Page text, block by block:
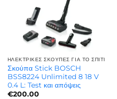
ΗΛΕΚΤΡΙΚΈΣ ΣΚΟΎΠΕΣ ΓΙΑ ΤΟ ΣΠΊΤΙ
Σκούπα Stick BOSCH
BSS8224 Unlimited 8 18 V
0.4 L: Test και απόψεις
€200.00